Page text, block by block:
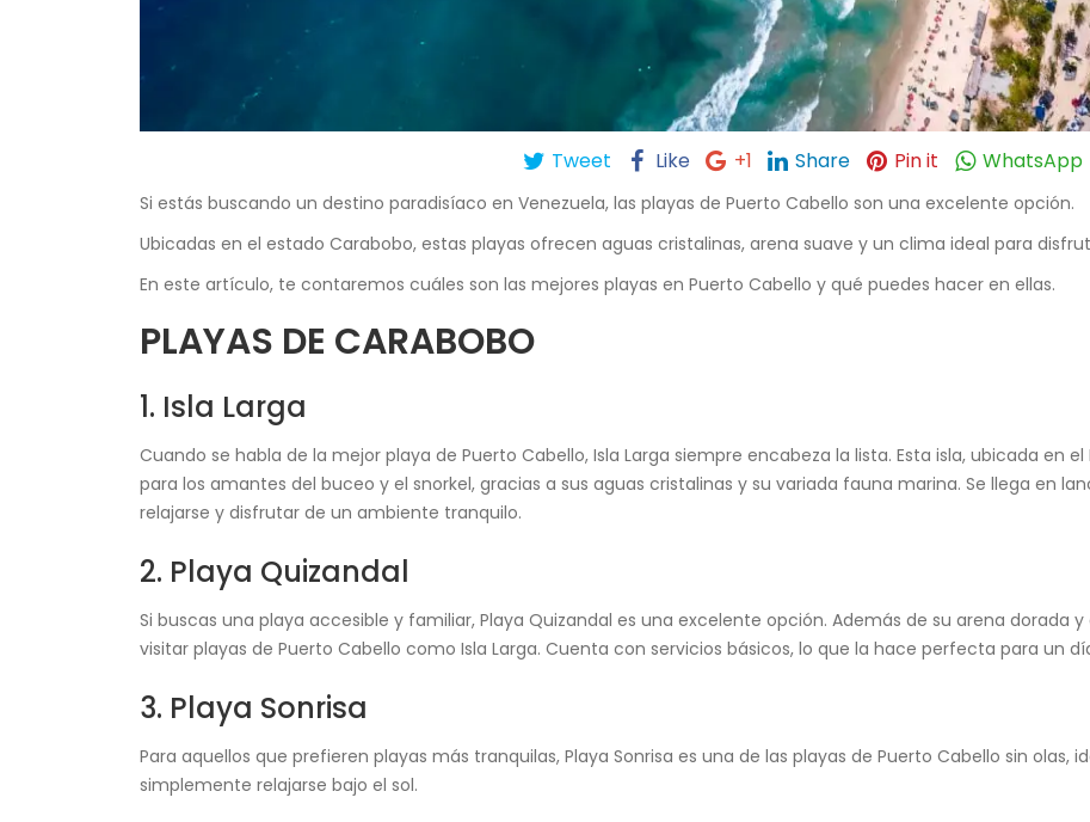
Tweet Like +1 Share Pin it WhatsApp
Si estás buscando un destino paradisíaco en Venezuela, las playas de Puerto Cabello son una excelente opción.
Ubicadas en el estado Carabobo, estas playas ofrecen aguas cristalinas, arena suave y un clima ideal para
En este artículo, te contaremos cuáles son las mejores playas en Puerto Cabello y qué puedes hacer en ellas.
PLAYAS DE CARABOBO
1. Isla Larga
Cuando se habla de la mejor playa de Puerto Cabello, Isla Larga siempre encabeza la lista. Esta isla, ubicada en
para los amantes del buceo y el snorkel, gracias a sus aguas cristalinas y su variada fauna marina. Se llega en
relajarse y disfrutar de un ambiente tranquilo.
2. Playa Quizandal
Si buscas una playa accesible y familiar, Playa Quizandal es una excelente opción. Además de su arena dorada
visitar playas de Puerto Cabello como Isla Larga. Cuenta con servicios básicos, lo que la hace perfecta para un
3. Playa Sonrisa
Para aquellos que prefieren playas más tranquilas, Playa Sonrisa es una de las playas de Puerto Cabello sin olas,
simplemente relajarse bajo el sol.